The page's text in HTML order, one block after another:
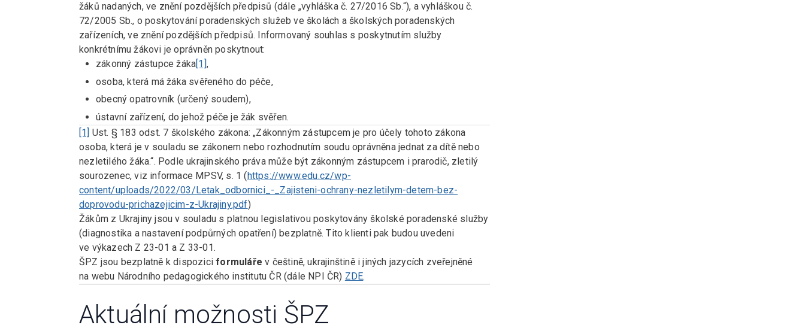
žáků nadaných, ve znění pozdějších předpisů (dále „vyhláška č. 27/2016 Sb.“), a vyhláškou č.
72/2005 Sb., o poskytování poradenských služeb ve školách a školských poradenských
zařízeních, ve znění pozdějších předpisů. Informovaný souhlas s poskytnutím služby
konkrétnímu žákovi je oprávněn poskytnout:
zákonný zástupce žáka[1],
osoba, která má žáka svěřeného do péče,
obecný opatrovník (určený soudem),
ústavní zařízení, do jehož péče je žák svěřen.
[1] Ust. § 183 odst. 7 školského zákona: „Zákonným zástupcem je pro účely tohoto zákona
osoba, která je v souladu se zákonem nebo rozhodnutím soudu oprávněna jednat za dítě nebo
nezletilého žáka.“. Podle ukrajinského práva může být zákonným zástupcem i prarodič, zletilý
sourozenec, viz informace MPSV, s. 1 (https://www.edu.cz/wp-
content/uploads/2022/03/Letak_odbornici_-_Zajisteni-ochrany-nezletilym-detem-bez-
doprovodu-prichazejicim-z-Ukrajiny.pdf)
Žákům z Ukrajiny jsou v souladu s platnou legislativou poskytovány školské poradenské služby
(diagnostika a nastavení podpůrných opatření) bezplatně. Tito klienti pak budou uvedeni
ve výkazech Z 23-01 a Z 33-01.
ŠPZ jsou bezplatně k dispoziciformuláře v češtině, ukrajinštině i jiných jazycích zveřejněné
na webu Národního pedagogického institutu ČR (dále NPI ČR) ZDE.
Aktuální možnosti ŠPZ